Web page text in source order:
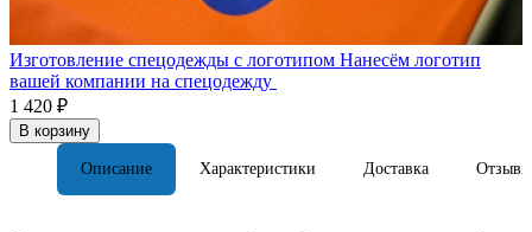
Изготовление спецодежды с логотипом Нанесём логотип
вашей компании на спецодежду
1 420 ₽
В корзину
Описание Характеристики Доставка Отзывы